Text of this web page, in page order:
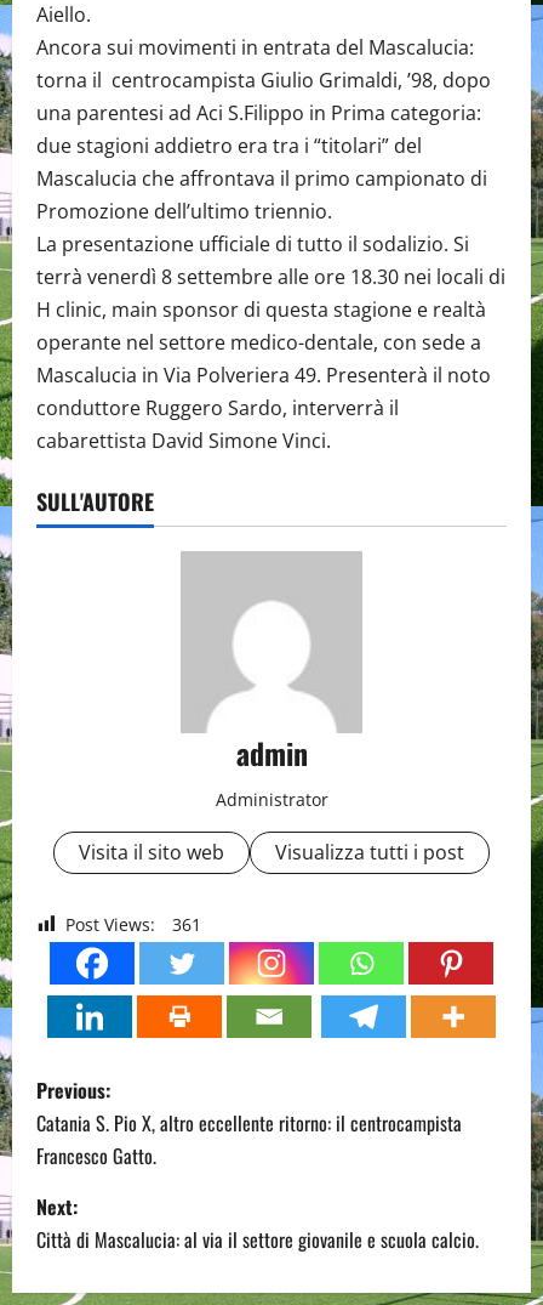
Aiello.
Ancora sui movimenti in entrata del Mascalucia:
torna il centrocampista Giulio Grimaldi, ’98, dopo
una parentesi ad Aci S.Filippo in Prima categoria:
due stagioni addietro era tra i “titolari” del
Mascalucia che affrontava il primo campionato di
Promozione dell’ultimo triennio.
La presentazione ufficiale di tutto il sodalizio. Si
terrà venerdì 8 settembre alle ore 18.30 nei locali di
H clinic, main sponsor di questa stagione e realtà
operante nel settore medico-dentale, con sede a
Mascalucia in Via Polveriera 49. Presenterà il noto
conduttore Ruggero Sardo, interverrà il
cabarettista David Simone Vinci.
SULL'AUTORE
admin
Administrator
Visita il sito web Visualizza tutti i post
Post Views: 361
P
o
s
t
n
Previous:
Catania S. Pio X, altro eccellente ritorno: il centrocampista
Francesco Gatto.
Next:
Città di Mascalucia: al via il settore giovanile e scuola calcio.